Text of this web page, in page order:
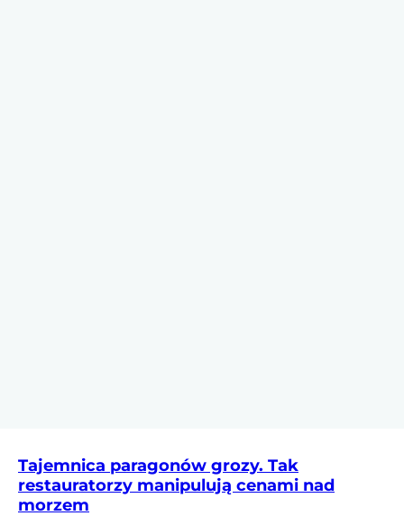
Tajemnica paragonów grozy. Tak
restauratorzy manipulują cenami nad
morzem